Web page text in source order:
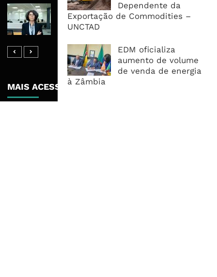
Dependente da
Exportação de Commodities –
UNCTAD
EDM oficializa
aumento de volume
de venda de energia
à Zâmbia
Banco De Desenvolvimento Pode
Mobilizar Capital, Mas Governação
Define O Resultado
MAIS ACESSADOS